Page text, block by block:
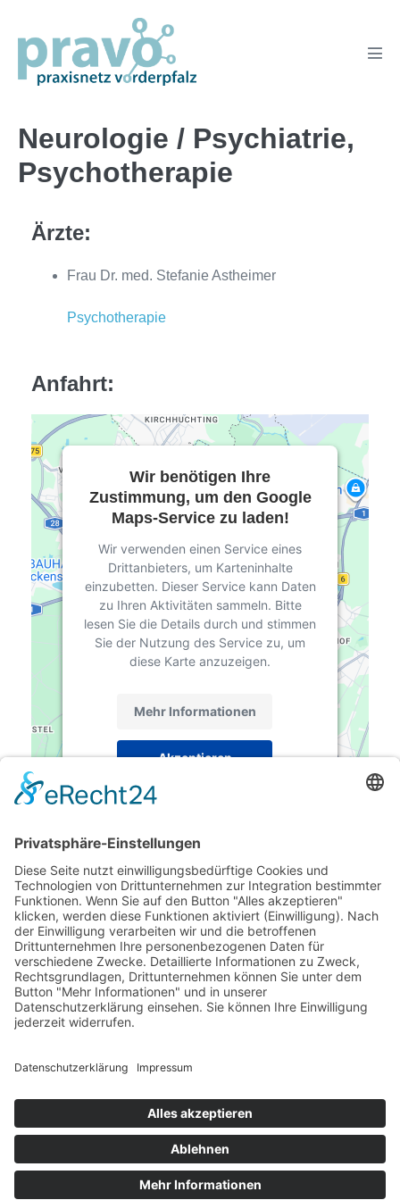
Inhalt
springen
Neurologie / Psychiatrie,
Psychotherapie
Ärzte:
Frau Dr. med. Stefanie Astheimer
Psychotherapie
Anfahrt:
Wir benötigen Ihre
Zustimmung, um den Google
Maps-Service zu laden!
Wir verwenden einen Service eines
Drittanbieters, um Karteninhalte
einzubetten. Dieser Service kann Daten
zu Ihren Aktivitäten sammeln. Bitte
lesen Sie die Details durch und stimmen
Sie der Nutzung des Service zu, um
diese Karte anzuzeigen.
Mehr Informationen
Akzeptieren
powered by
Management Platform
Kontakt:
Telefon: 0 62 32 29 19 59
E-Mail:astheimer@pravo.de
PRAVO Praxisnetz Vorderpfalz, Bahnhofstraße 31 b, 67346
Speyer
Impressum Datenschutzerklärung